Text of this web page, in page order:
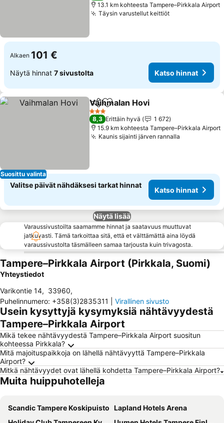
13.1 km kohteesta Tampere–Pirkkala Airport
Täysin varustellut keittiötKatso hinnat
Alkaen 101 €
Näytä hinnat 7 sivustolta Katso hinnat
Suosittu valinta
Jaa Lisää suosikkeihin
Vaihmalan Hovi
3 Tähtiluokitus
8,3 Erittäin hyvä
1 672
15.9 km kohteesta Tampere–Pirkkala Airport
Kaunis sijainti järven rannalla
Valitse päivät nähdäksesi tarkat hinnat
Katso hinnat
Näytä lisää
Varaussivustoilta saamamme hinnat ja saatavuus muuttuvat
jatkuvasti. Tämä tarkoittaa sitä, että et välttämättä aina löydä
varaussivustolta täsmälleen samaa tarjousta kuin trivagosta.
Tampere–Pirkkala Airport (Pirkkala, Suomi)
Yhteystiedot
Varikontie 14, 33960,
Puhelinnumero: +358(3)2835311 Virallinen sivusto
Usein kysyttyjä kysymyksiä nähtävyydestä
Tampere–Pirkkala Airport
Mikä tekee nähtävyydestä Tampere–Pirkkala Airport suositun
kohteessa Pirkkala?
Mitä majoituspaikkoja on lähellä nähtävyyttä Tampere–Pirkkala
Airport?
Mitkä nähtävyydet ovat lähellä kohdetta Tampere–Pirkkala Airport?
Muita huippuhotelleja
Scandic Tampere Koskipuisto Lapland Hotels Arena